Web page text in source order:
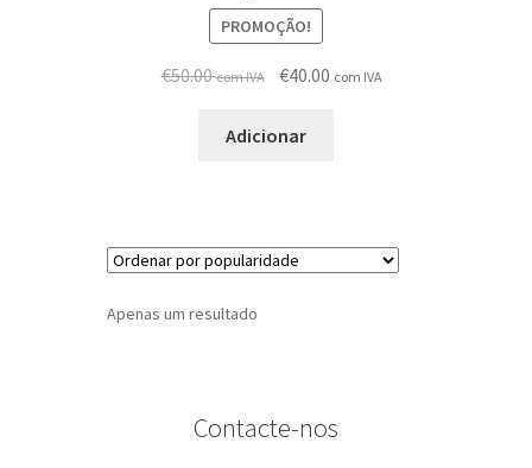
PROMOÇÃO!
O€50.00O
atual
com IVA €40.00 com IVA
Adicionar
Apenas um resultado
Contacte-nos